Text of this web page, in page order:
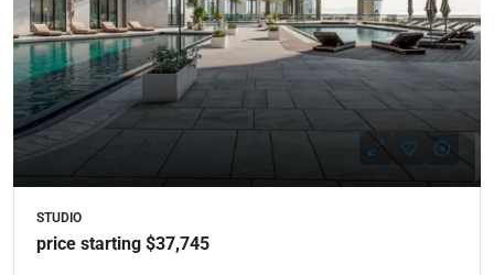
STUDIO
price starting $37,745